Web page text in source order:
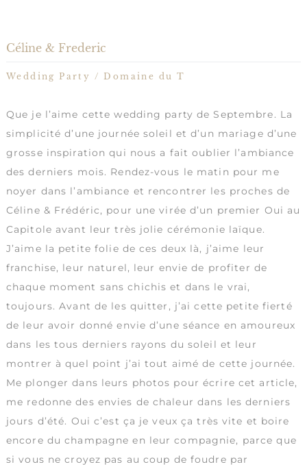
Céline & Frederic
Wedding Party /Domaine du T
Que je l’aime cette wedding party de Septembre. La
simplicité d’une journée soleil et d’un mariage d’une
grosse inspiration qui nous a fait oublier l’ambiance
des derniers mois. Rendez-vous le matin pour me
noyer dans l’ambiance et rencontrer les proches de
Céline & Frédéric, pour une virée d’un premier Oui au
Capitole avant leur très jolie cérémonie laïque.
J’aime la petite folie de ces deux là, j’aime leur
franchise, leur naturel, leur envie de profiter de
chaque moment sans chichis et dans le vrai,
toujours. Avant de les quitter, j’ai cette petite fierté
de leur avoir donné envie d’une séance en amoureux
dans les tous derniers rayons du soleil et leur
montrer à quel point j’ai tout aimé de cette journée.
Me plonger dans leurs photos pour écrire cet article,
me redonne des envies de chaleur dans les derniers
jours d’été. Oui c’est ça je veux ça très vite et boire
encore du champagne en leur compagnie, parce que
si vous ne croyez pas au coup de foudre par